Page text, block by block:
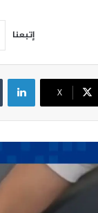
إتبعنا
‫X